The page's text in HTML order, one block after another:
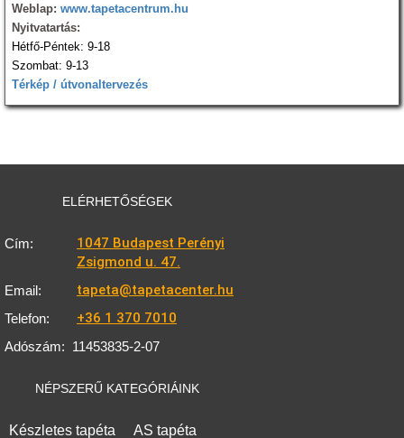
Weblap: www.tapetacentrum.hu
Nyitvatartás:
Hétfő-Péntek: 9-18
Szombat: 9-13
Térkép / útvonaltervezés
ELÉRHETŐSÉGEK
Cím:
1047 Budapest Perényi
Zsigmond u. 47.
Email: tapeta@tapetacenter.hu
Telefon: +36 1 370 7010
Adószám: 11453835-2-07
NÉPSZERŰ KATEGÓRIÁINK
Készletes tapéta AS tapéta